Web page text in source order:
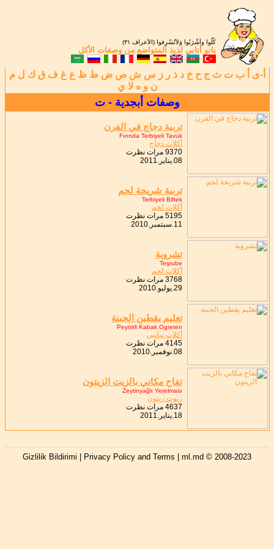
كُلُوا واَشْرَبُوا وَلاَتُسْرِفوا (الأعراف ٣١)
بانو أتابي لذيذ المتواضع من وصفات الأكل
أ-ى ب ت ث ج ح خ د ذ ر ز س ش ص ض ط ظ ع غ ف ق ك ل م
ن و ه لا ي
وصفات أبجدية - ت
تربية دجاج في الفرن
Fırında Terbiyeli Tavuk
أكلات دجاج
9370 مرات نظرت
08.يناير.2011
تربية شريحة لحم
Terbiyeli Biftek
أكلات لحم
5195 مرات نظرت
11.سبتمبر.2010
تشروبة
Teşrube
أكلات لحم
3768 مرات نظرت
29.يوليو.2010
تعليم يقطين الجبنة
Peynirli Kabak Ogreten
أكلات نباتيي
4145 مرات نظرت
08.نوفمبر.2010
تفاح مكاني بالزيت الزيتون
Zeytinyağlı Yerelması
زيوت زيتون
4637 مرات نظرت
18.يناير.2011
Gizlilik Bildirimi | Privacy Policy and Terms | ml.md © 2008-2023